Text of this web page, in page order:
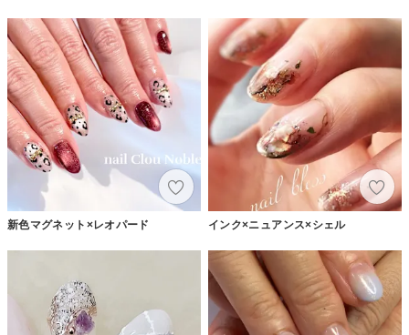
新色マグネット×レオパード インク×ニュアンス×シェル